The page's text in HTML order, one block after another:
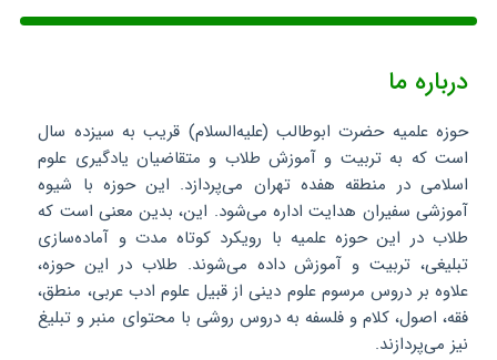
درباره ما
حوزه علمیه حضرت ابوطالب (علیه‌السلام) قریب به سیزده سال
است که به تربیت و آموزش طلاب و متقاضیان یادگیری علوم
اسلامی در منطقه هفده تهران می‌پردازد. این حوزه با شیوه
آموزشی سفیران هدایت اداره می‌شود. این، بدین معنی است که
طلاب در این حوزه علمیه با رویکرد کوتاه مدت و آماده‌سازی
تبلیغی، تربیت و آموزش داده می‌شوند. طلاب در این حوزه،
علاوه بر دروس مرسوم علوم دینی از قبیل علوم ادب عربی، منطق،
فقه، اصول، کلام و فلسفه به دروس روشی با محتوای منبر و تبلیغ
نیز می‌پردازند.